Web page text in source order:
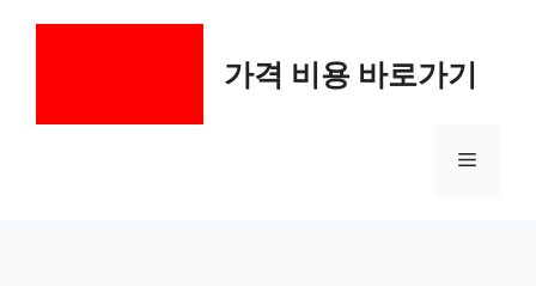
가격 비용 바로가기
메